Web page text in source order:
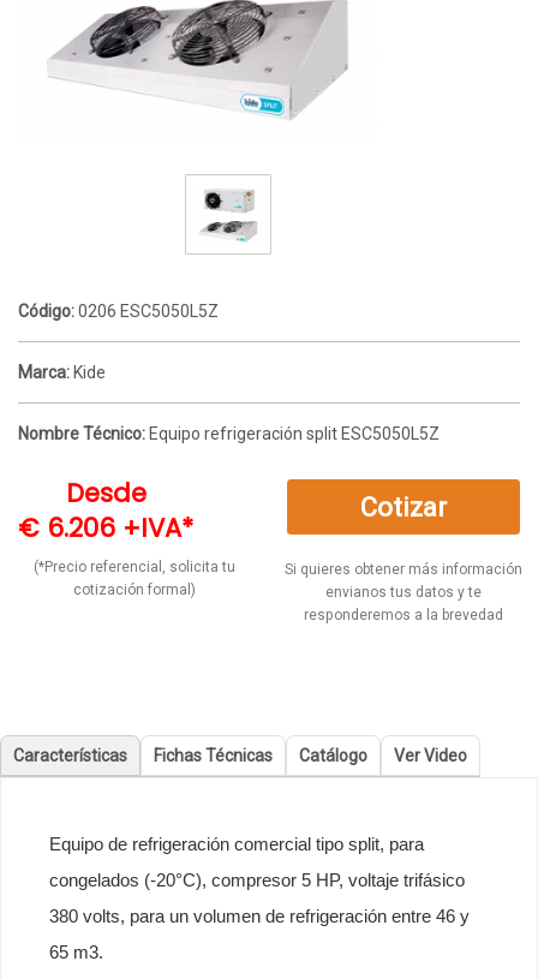
Código:0206 ESC5050L5Z
Marca: Kide
Nombre Técnico: Equipo refrigeración split ESC5050L5Z
Desde
€ 6.206 +IVA*
(*Precio referencial, solicita tu
cotización formal)
Cotizar
Si quieres obtener más información
envianos tus datos y te
responderemos a la brevedad
Características Fichas Técnicas Catálogo Ver Video
Equipo de refrigeración comercial tipo split, para
congelados (-20°C), compresor 5 HP, voltaje trifásico
380 volts, para un volumen de refrigeración entre 46 y
65 m3.